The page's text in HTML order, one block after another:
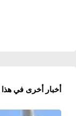
أخبار أخرى في هذا